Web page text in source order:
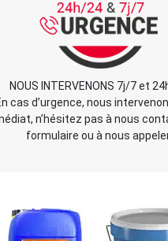
NOUS INTERVENONS 7j/7 et
cas d’urgence, nous
n’hésitez pas à nous
formulaire ou à nous